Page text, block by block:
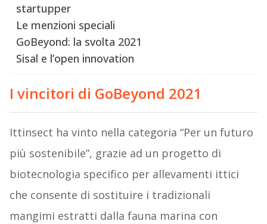
startupper
Le menzioni speciali
GoBeyond: la svolta 2021
Sisal e l’open innovation
I vincitori di GoBeyond 2021
Ittinsect ha vinto nella categoria “Per un futuro
più sostenibile”, grazie ad un progetto di
biotecnologia specifico per allevamenti ittici
che consente di sostituire i tradizionali
mangimi estratti dalla fauna marina con